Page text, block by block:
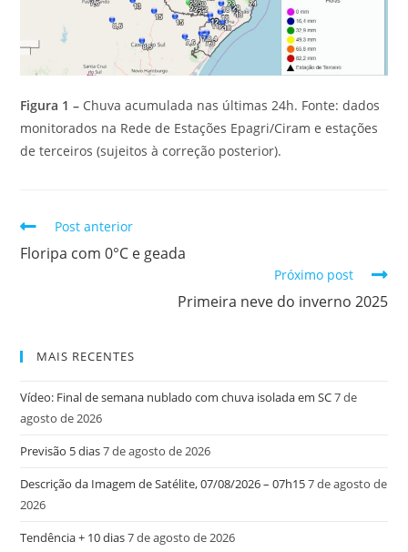
Figura 1 – Chuva acumulada nas últimas 24h. Fonte: dados
monitorados na Rede de Estações Epagri/Ciram e estações
de terceiros (sujeitos à correção posterior).
Post anterior
Floripa com 0°C e geada
Próximo post
Primeira neve do inverno 2025
MAIS RECENTES
Vídeo: Final de semana nublado com chuva isolada em SC7 de
agosto de 2026
Previsão 5 dias7 de agosto de 2026
Descrição da Imagem de Satélite, 07/08/2026 – 07h157 de agosto de
2026
Tendência + 10 dias7 de agosto de 2026